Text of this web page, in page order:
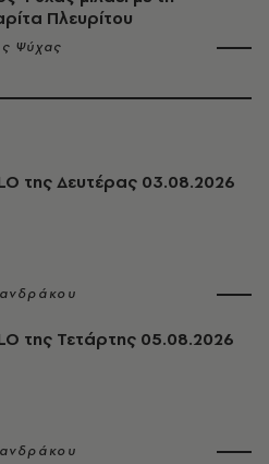
Πλευρίτου
Ψύχας
της Δευτέρας 03.08.2026
της Τετάρτης 05.08.2026